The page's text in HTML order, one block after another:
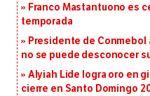
Franco Mastantuono es
temporada
Presidente de Conmebol
no se puede desconocer
Alyiah Lide logra oro en
cierre en Santo Domingo